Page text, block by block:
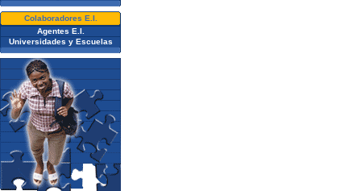
Colaboradores E.I.
Agentes E.I.
Universidades y Escuelas